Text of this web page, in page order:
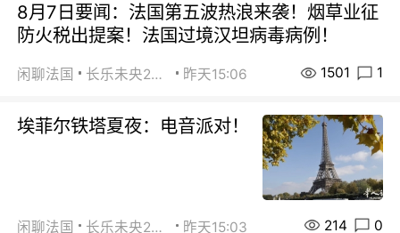
8月7日要闻：法国第五波热浪来袭！烟草业征
防火税出提案！法国过境汉坦病毒病例！
闲聊法国 长乐未央2015 昨天15:06 1501 1
埃菲尔铁塔夏夜：电音派对！
闲聊法国 长乐未央2015 昨天15:03 214 0